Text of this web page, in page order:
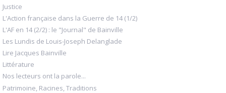
Justice
L'Action française dans la Guerre de 14 (1/2)
L'AF en 14 (2/2) : le "Journal" de Bainville
Les Lundis de Louis-Joseph Delanglade
Lire Jacques Bainville
Littérature
Nos lecteurs ont la parole...
Patrimoine, Racines, Traditions